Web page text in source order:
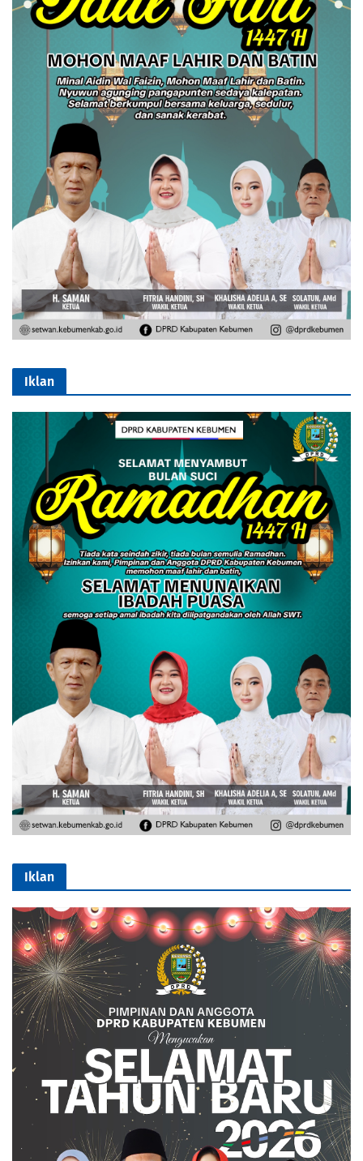
Iklan
Iklan